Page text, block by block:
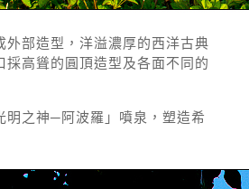
外部造型，洋溢濃厚的西洋古典
採高聳的圓頂造型及各面不同的
明之神─阿波羅」噴泉，塑造希